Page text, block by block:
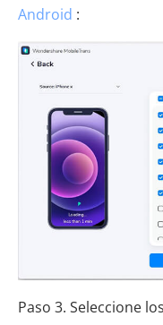
Android :
Paso 3. Seleccione